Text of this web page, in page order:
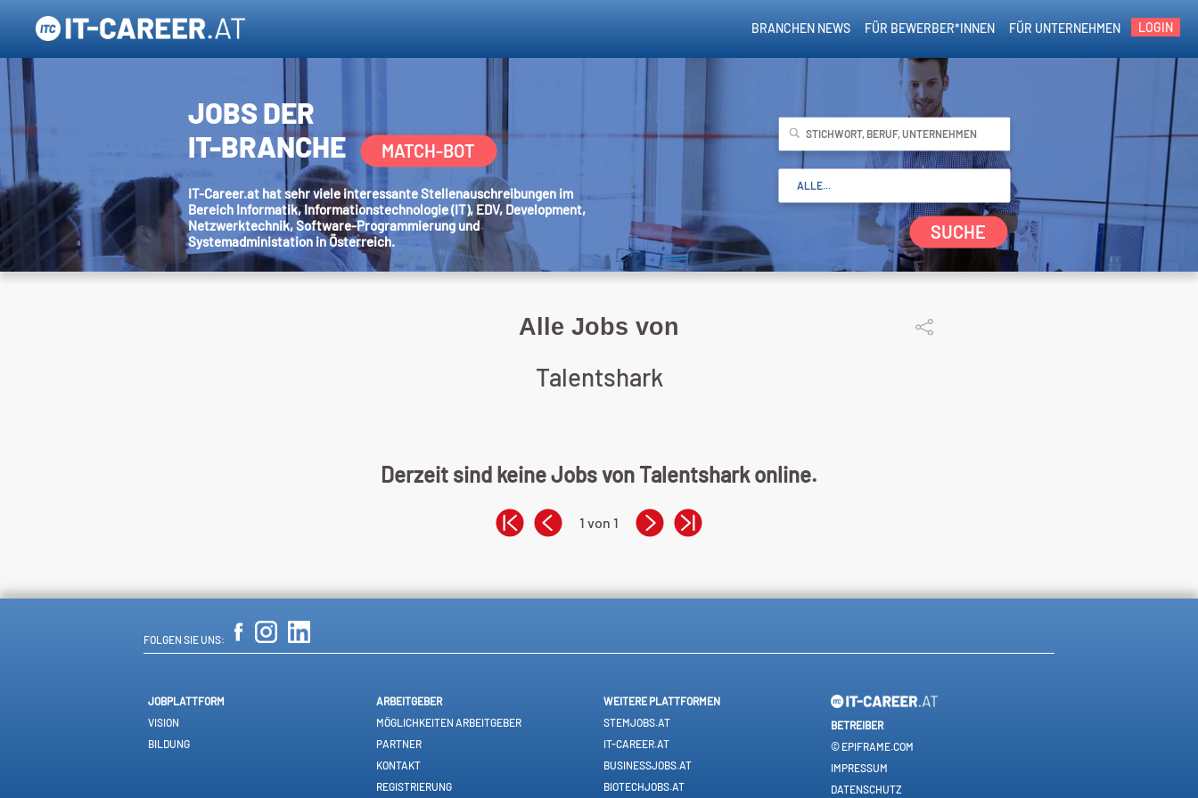
LOGIN
FÜR UNTERNEHMEN
FÜR BEWERBER*INNEN
BRANCHEN NEWS
JOBS DER
IT-BRANCHE
MATCH-BOT
IT-Career.at hat sehr viele interessante Stellenauschreibungen im
Bereich Informatik, Informationstechnologie (IT), EDV, Development,
Netzwerktechnik, Software-Programmierung und
Systemadministation in Österreich.
SUCHE
Alle Jobs von
Talentshark
Derzeit sind keine Jobs von Talentshark online.
1 von 1
FOLGEN SIE UNS:
JOBPLATTFORM
VISION
BILDUNG
ARBEITGEBER
MÖGLICHKEITEN ARBEITGEBER
PARTNER
KONTAKT
REGISTRIERUNG
WEITERE PLATTFORMEN
STEMJOBS.AT
IT-CAREER.AT
BUSINESSJOBS.AT
BIOTECHJOBS.AT
BETREIBER
© EPIFRAME.COM
IMPRESSUM
DATENSCHUTZ